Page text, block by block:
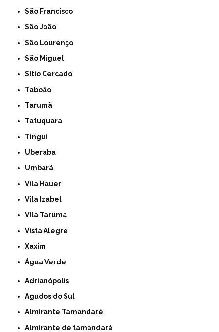
São Francisco
São João
São Lourenço
São Miguel
Sítio Cercado
Taboão
Tarumã
Tatuquara
Tingui
Uberaba
Umbará
Vila Hauer
Vila Izabel
Vila Taruma
Vista Alegre
Xaxim
Água Verde
Adrianópolis
Agudos do Sul
Almirante Tamandaré
Almirante de tamandaré